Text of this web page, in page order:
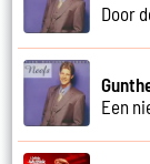
Door
Een